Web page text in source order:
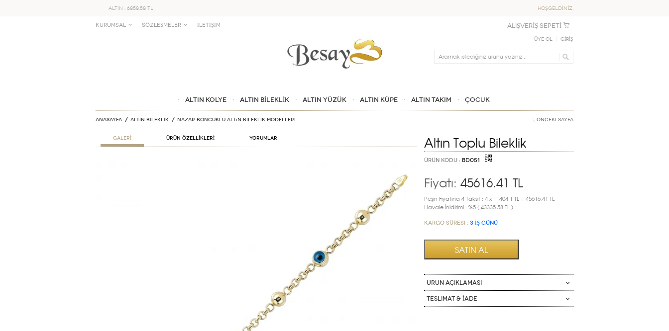
ALTIN : 6858.58 TL HOŞGELDİNİZ,
KURUMSAL SÖZLEŞMELER İLETİŞİM ALIŞVERİŞ SEPETİ
Üye Ol GİRİŞ
Ara
ALTIN KOLYE ALTIN BİLEKLİK ALTIN YÜZÜK ALTIN KÜPE ALTIN TAKIM ÇOCUK
Anasayfa ALTIN BİLEKLİK Nazar Boncuklu Altın Bileklik Modelleri Önceki Sayfa
GALERİ ÜRÜN ÖZELLİKLERİ Yorumlar Altın Toplu Bileklik
ÜRÜN KODU : BD051
Fiyatı: 45616.41 TL
Peşin Fiyatına 4 Taksit : 4 x 11404.1 TL = 45616,41 TL
Havale İnidirimi : %5 ( 43335.58 TL )
Kargo Süresi : 3 İŞ GÜNÜ
ÜRÜN AÇIKLAMASI
Teslimat & İade